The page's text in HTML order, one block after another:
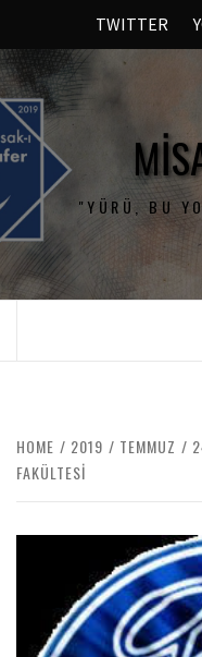
TWITTER
"YÜRÜ, BU
HOME 2019 TEMMUZ
FAKÜLTESI